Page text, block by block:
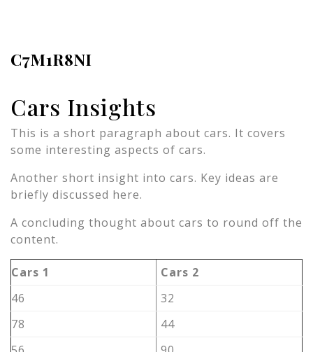
C7M1R8NI
Cars Insights
This is a short paragraph about cars. It covers
some interesting aspects of cars.
Another short insight into cars. Key ideas are
briefly discussed here.
A concluding thought about cars to round off the
content.
Cars 1
Cars 2
46
32
78
44